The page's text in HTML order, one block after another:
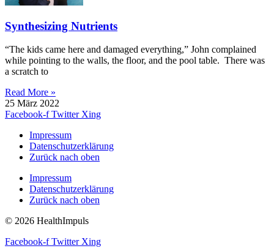
Synthesizing Nutrients
“The kids came here and damaged everything,” John complained
while pointing to the walls, the floor, and the pool table. There was
a scratch to
Read More »
25 März 2022
Facebook-f Twitter Xing
Impressum
Datenschutzerklärung
Zurück nach oben
Impressum
Datenschutzerklärung
Zurück nach oben
© 2026 HealthImpuls
Facebook-f Twitter Xing